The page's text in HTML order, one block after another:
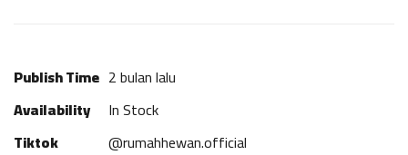
Publish Time 2 bulan lalu
Availability
In Stock
Tiktok
@rumahhewan.official